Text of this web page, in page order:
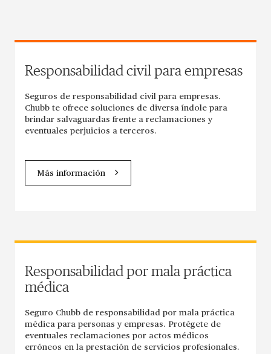
Responsabilidad civil para empresas
Seguros de responsabilidad civil para empresas.
Chubb te ofrece soluciones de diversa índole para
brindar salvaguardas frente a reclamaciones y
eventuales perjuicios a terceros.
Más información
Responsabilidad por mala práctica
médica
Seguro Chubb de responsabilidad por mala práctica
médica para personas y empresas. Protégete de
eventuales reclamaciones por actos médicos
erróneos en la prestación de servicios profesionales.